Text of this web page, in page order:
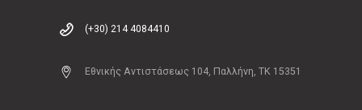
(+30) 214 4084410
Εθνικής Αντιστάσεως 104, Παλλήνη, ΤΚ 15351